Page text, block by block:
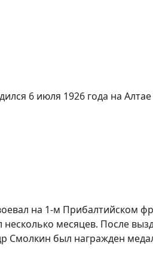
6 июля 1926 года на
на 1-м Прибалтийском
месяцев. После
был награжден